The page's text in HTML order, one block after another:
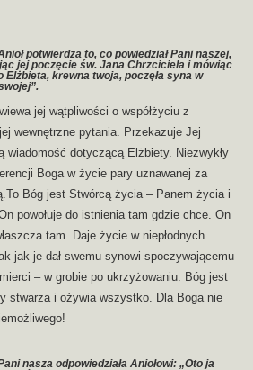
potwierdza to, co powiedział Pani naszej,
jej poczęcie św. Jana Chrzciciela i mówiąc
Elżbieta, krewna twoja, poczęła syna w
jej wątpliwości o współżyciu z
wewnętrzne pytania. Przekazuje Jej
wiadomość dotyczącą Elżbiety. Niezwykły
Boga w życie pary uznawanej za
Bóg jest Stwórcą życia – Panem życia i
powołuje do istnienia tam gdzie chce. On
tam. Daje życie w niepłodnych
jak je dał swemu synowi spoczywającemu
– w grobie po ukrzyżowaniu. Bóg jest
stwarza i ożywia wszystko. Dla Boga nie
nasza odpowiedziała Aniołowi: „Oto ja